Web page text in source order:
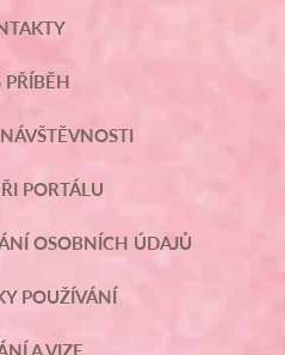
PŘÍBĚH
PORTÁLU
OSOBNÍCH ÚDAJŮ
POUŽÍVÁNÍ
A VIZE